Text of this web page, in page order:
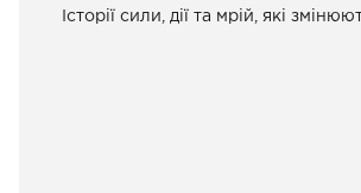
Історії сили, дії та мрій, які